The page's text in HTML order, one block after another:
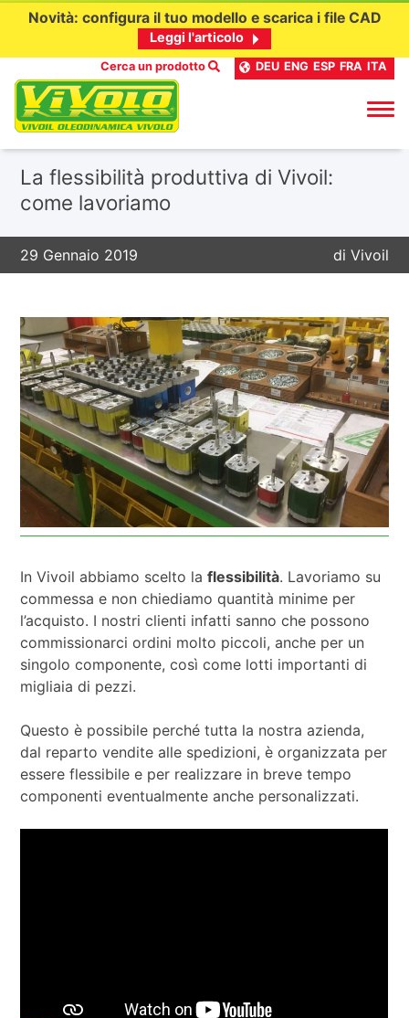
contenuto
Novità: configura il tuo modello e scarica i file CAD
Leggi l'articolo
Cerca un prodotto DEU ENG ESP FRA ITA
La flessibilità produttiva di Vivoil:
come lavoriamo
29 Gennaio 2019 di Vivoil
In Vivoil abbiamo scelto laflessibilità. Lavoriamo su
commessa e non chiediamo quantità minime per
l’acquisto. I nostri clienti infatti sanno che possono
commissionarci ordini molto piccoli, anche per un
singolo componente, così come lotti importanti di
migliaia di pezzi.
Questo è possibile perché tutta la nostra azienda,
dal reparto vendite alle spedizioni, è organizzata per
essere flessibile e per realizzare in breve tempo
componenti eventualmente anche personalizzati.